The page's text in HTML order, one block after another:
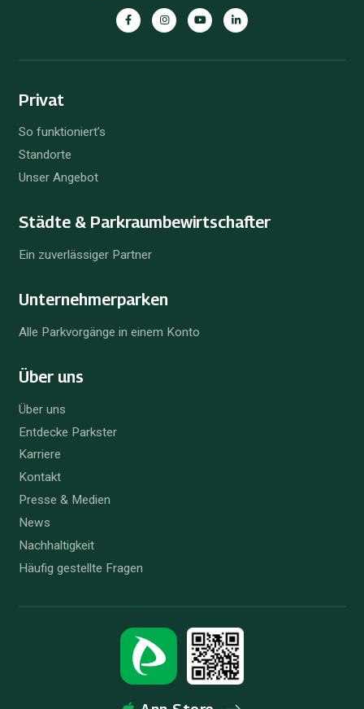
Privat
So funktioniert’s
Standorte
Unser Angebot
Städte & Parkraum­bewirtschafter
Ein zuverlässiger Partner
Unternehmer­parken
Alle Parkvorgänge in einem Konto
Über uns
Über uns
Entdecke Parkster
Karriere
Kontakt
Presse & Medien
News
Nachhaltigkeit
Häufig gestellte Fragen